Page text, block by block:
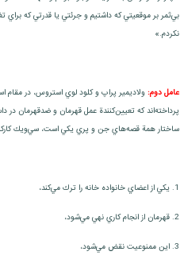
بي‌ثمر بر موقعيتي‌ كه‌ داشتيم‌ و جرئتي‌ يا قدرتي‌ كه ‌براي‌
نكردم‌.»
عامل دوم:ولاديمير پراپ و كلود لوي استروس، در
پرداخته‌اند كه تعيين‌كنندة عمل قهرمان‌ و
ساختار همة قصه‌هاي جن و پري يكي است، سي‌ويك
1. يكي از اعضاي خانواده خانه را ترك مي‌كند،
2. قهرمان از انجام كاري نهي مي‌شود،
3. اين ممنوعيت نقض مي‌شود، ‌